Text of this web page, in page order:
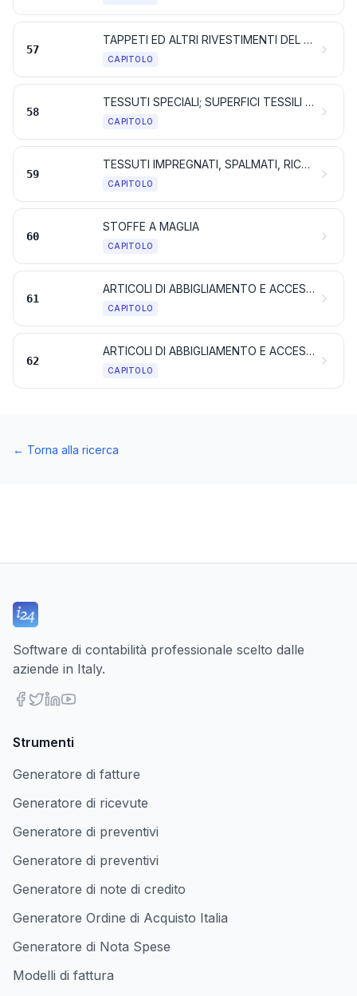
57
TAPPETI ED ALTRI RIVESTIMENTI DEL SUOLO DI MATERIE TESSILI
CAPITOLO
58
TESSUTI SPECIALI; SUPERFICI TESSILI TAFTATE; PIZZI; ARAZZI; PASSAMANERIA; RICAMI
CAPITOLO
59
TESSUTI IMPREGNATI, SPALMATI, RICOPERTI O STRATIFICATI; ARTICOLI TESSILI ADATTI ALL’USO INDUSTRIALE
CAPITOLO
60
STOFFE A MAGLIA
CAPITOLO
61
ARTICOLI DI ABBIGLIAMENTO E ACCESSORI DI ABBIGLIAMENTO, A MAGLIA O ALL’UNCINETTO
CAPITOLO
62
ARTICOLI DI ABBIGLIAMENTO E ACCESSORI DI ABBIGLIAMENTO, DIVERSI DA QUELLI A MAGLIA O ALL’UNCINETTO
CAPITOLO
← Torna alla ricerca
Software di contabilità professionale scelto dalle
aziende in Italy.
Strumenti
Generatore di fatture
Generatore di ricevute
Generatore di preventivi
Generatore di preventivi
Generatore di note di credito
Generatore Ordine di Acquisto Italia
Generatore di Nota Spese
Modelli di fattura